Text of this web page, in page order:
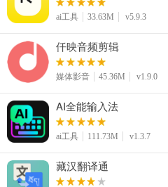
ai工具 33.63M v5.9.3
仟映音频剪辑
媒体影音 45.36M v1.9.0
AI全能输入法
ai工具 111.73M v1.3.7
藏汉翻译通